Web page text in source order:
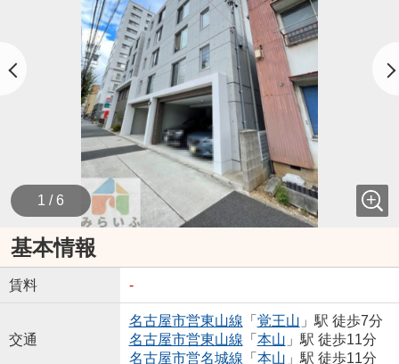
1 / 6
基本情報
賃料 -
交通
名古屋市営東山線 「 覚王山 」駅 徒歩7分
名古屋市営東山線 「 本山 」駅 徒歩11分
名古屋市営名城線 「 本山 」駅 徒歩11分